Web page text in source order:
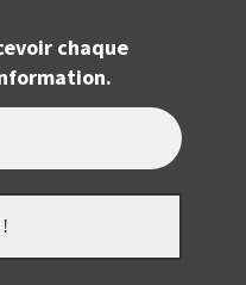
chaque